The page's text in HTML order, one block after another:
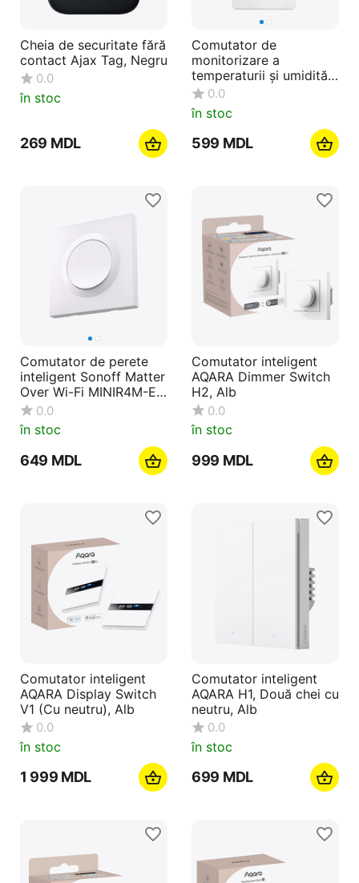
Cheia de securitate fără
contact Ajax Tag, Negru
0.0
în stoc
‍269‍ MDL
Comutator de
monitorizare a
temperaturii și umidității
Sonoff Wi-Fi Smart TH
Elite THR320D 20A
0.0
în stoc
‍599‍ MDL
Comutator de perete
inteligent Sonoff Matter
Over Wi-Fi MINIR4M-E
Extreme (neutru
necesar)
0.0
în stoc
‍649‍ MDL
Comutator inteligent
AQARA Dimmer Switch
H2, Alb
0.0
în stoc
‍999‍ MDL
Comutator inteligent
AQARA Display Switch
V1 (Cu neutru), Alb
0.0
în stoc
1 999 MDL
Comutator inteligent
AQARA H1, Două chei сu
neutru, Alb
0.0
în stoc
‍699‍ MDL